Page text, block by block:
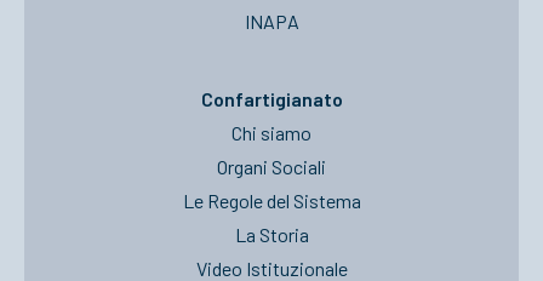
INAPA
Confartigianato
Chi siamo
Organi Sociali
Le Regole del Sistema
La Storia
Video Istituzionale